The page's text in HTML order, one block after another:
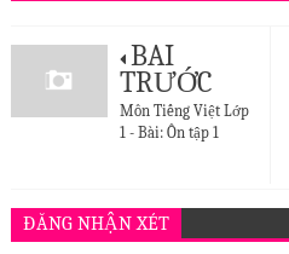
BÀI
TRƯỚC
Môn Tiếng Việt Lớp
1 - Bài: Ôn tập 1
ĐĂNG NHẬN XÉT